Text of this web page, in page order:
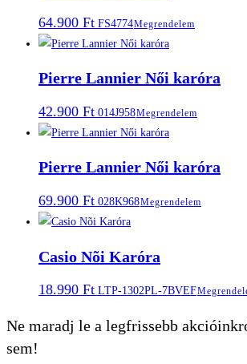
64.900 Ft FS4774Megrendelem
Pierre Lannier Női karóra
42.900 Ft 014J958Megrendelem
Pierre Lannier Női karóra
69.900 Ft 028K968Megrendelem
Casio Nõi Karóra
18.990 Ft LTP-1302PL-7BVEF
Ne maradj le a legfrissebb
sem!